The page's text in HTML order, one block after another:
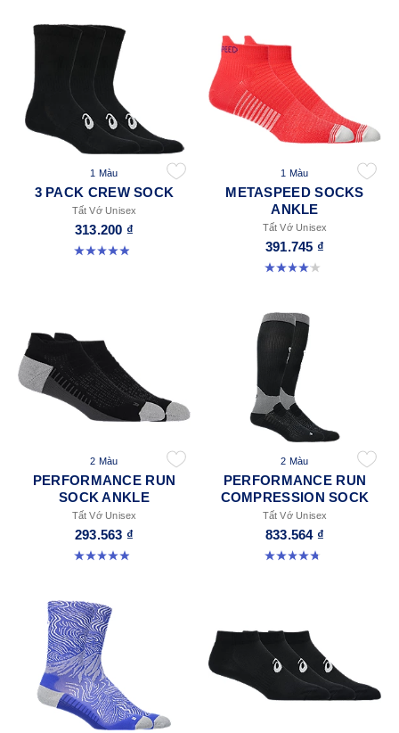
1 Màu
3 PACK CREW SOCK
Tất Vớ Unisex
313.200 ₫
4.9 trong số 5 sao. 164 đánh giá
1 Màu
METASPEED SOCKS
ANKLE
Tất Vớ Unisex
391.745 ₫
4.0 trong số 5 sao. 41 đánh giá
2 Màu
PERFORMANCE RUN
SOCK ANKLE
Tất Vớ Unisex
293.563 ₫
4.9 trong số 5 sao. 49 đánh giá
2 Màu
PERFORMANCE RUN
COMPRESSION SOCK
Tất Vớ Unisex
833.564 ₫
4.8 trong số 5 sao. 28 đánh giá